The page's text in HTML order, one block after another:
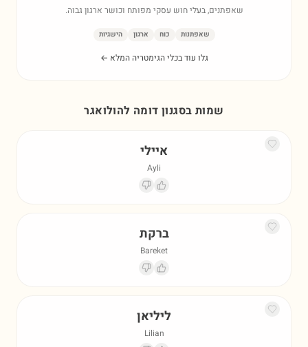
שאפתנים, בעלי חוש עסקי מפותח וכושר ארגון גבוה.
שאפתנות כוח ארגון הישגיות
גלו עוד בכלי הגימטריה המלא ←
שמות בסגנון דומה להולואגר
איילי
Ayli
ברקת
Bareket
ליליאן
Lilian